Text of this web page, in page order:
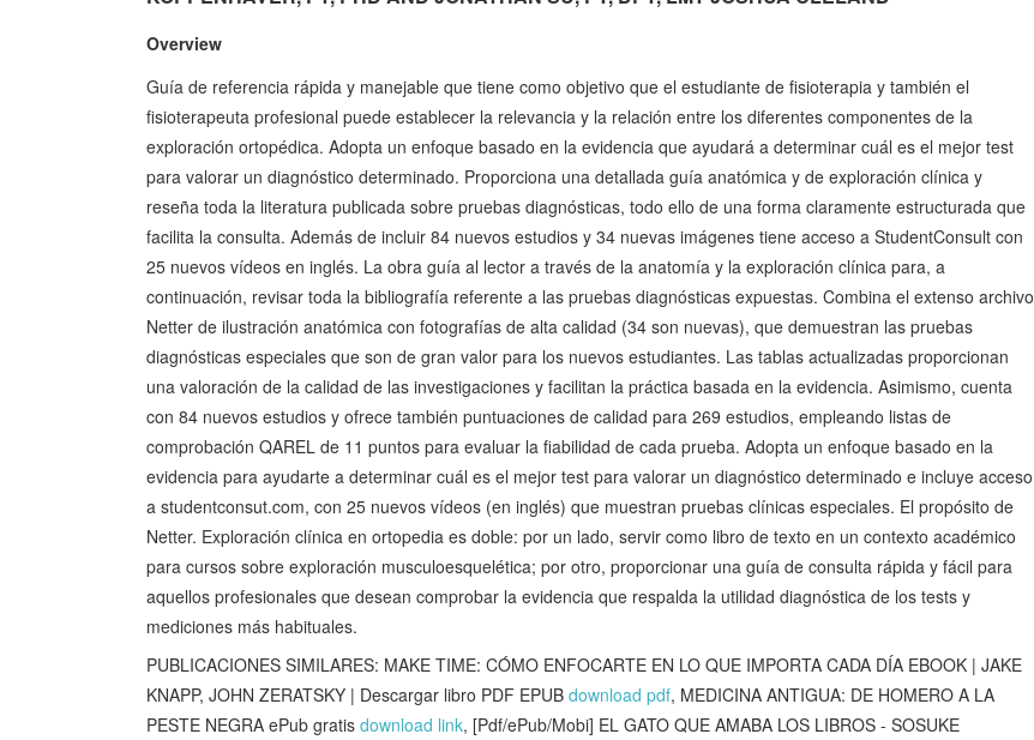
Overview
Guía de referencia rápida y manejable que tiene como objetivo que el estudiante de fisioterapia y también el
fisioterapeuta profesional puede establecer la relevancia y la relación entre los diferentes componentes de la
exploración ortopédica. Adopta un enfoque basado en la evidencia que ayudará a determinar cuál es el mejor test
para valorar un diagnóstico determinado. Proporciona una detallada guía anatómica y de exploración clínica y
reseña toda la literatura publicada sobre pruebas diagnósticas, todo ello de una forma claramente estructurada que
facilita la consulta. Además de incluir 84 nuevos estudios y 34 nuevas imágenes tiene acceso a StudentConsult con
25 nuevos vídeos en inglés. La obra guía al lector a través de la anatomía y la exploración clínica para, a
continuación, revisar toda la bibliografía referente a las pruebas diagnósticas expuestas. Combina el extenso archivo
Netter de ilustración anatómica con fotografías de alta calidad (34 son nuevas), que demuestran las pruebas
diagnósticas especiales que son de gran valor para los nuevos estudiantes. Las tablas actualizadas proporcionan
una valoración de la calidad de las investigaciones y facilitan la práctica basada en la evidencia. Asimismo, cuenta
con 84 nuevos estudios y ofrece también puntuaciones de calidad para 269 estudios, empleando listas de
comprobación QAREL de 11 puntos para evaluar la fiabilidad de cada prueba. Adopta un enfoque basado en la
evidencia para ayudarte a determinar cuál es el mejor test para valorar un diagnóstico determinado e incluye acceso
a studentconsut.com, con 25 nuevos vídeos (en inglés) que muestran pruebas clínicas especiales. El propósito de
Netter. Exploración clínica en ortopedia es doble: por un lado, servir como libro de texto en un contexto académico
para cursos sobre exploración musculoesquelética; por otro, proporcionar una guía de consulta rápida y fácil para
aquellos profesionales que desean comprobar la evidencia que respalda la utilidad diagnóstica de los tests y
mediciones más habituales.
PUBLICACIONES SIMILARES: MAKE TIME: CÓMO ENFOCARTE EN LO QUE IMPORTA CADA DÍA EBOOK | JAKE
KNAPP, JOHN ZERATSKY | Descargar libro PDF EPUB download pdf, MEDICINA ANTIGUA: DE HOMERO A LA
PESTE NEGRA ePub gratis download link, [Pdf/ePub/Mobi] EL GATO QUE AMABA LOS LIBROS - SOSUKE